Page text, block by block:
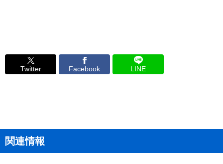
Twitter Facebook LINE
関連情報